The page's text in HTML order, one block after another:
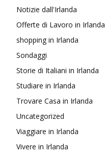
Notizie dall'Irlanda
Offerte di Lavoro in Irlanda
shopping in Irlanda
Sondaggi
Storie di Italiani in Irlanda
Studiare in Irlanda
Trovare Casa in Irlanda
Uncategorized
Viaggiare in Irlanda
Vivere in Irlanda